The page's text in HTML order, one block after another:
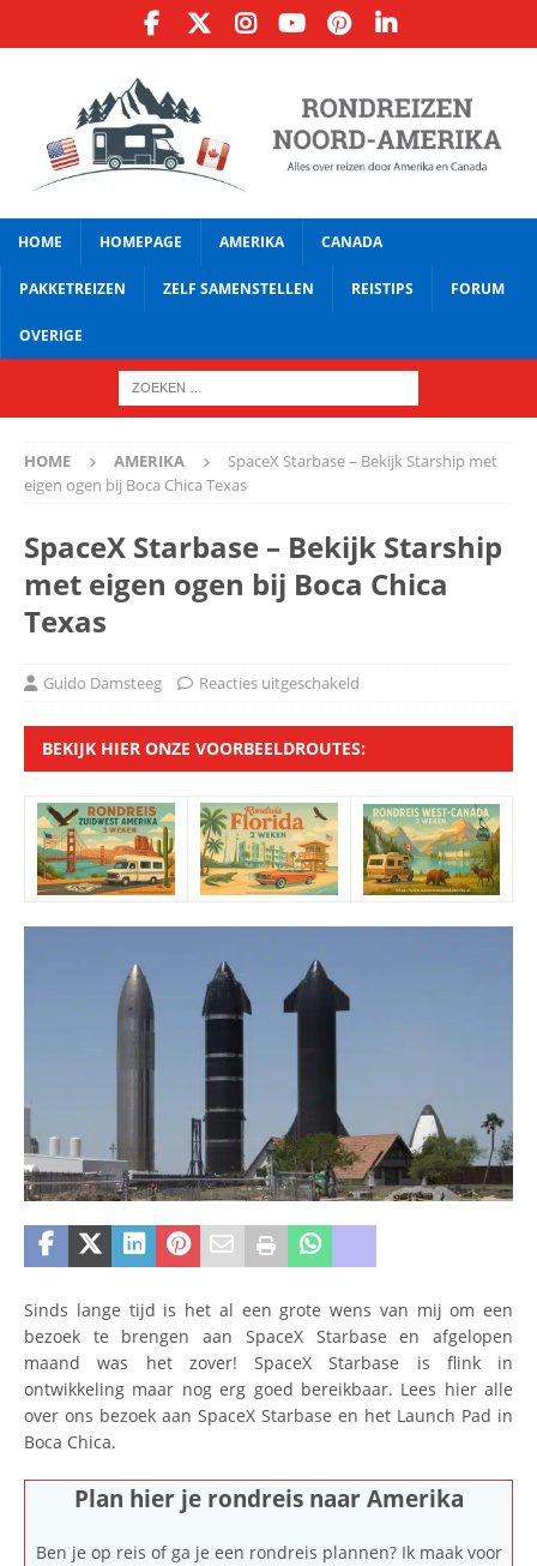
HOME HOMEPAGE AMERIKA CANADA
PAKKETREIZEN ZELF SAMENSTELLEN REISTIPS FORUM
OVERIGE
HOME AMERIKA
SpaceX Starbase – Bekijk Starship met
eigen ogen bij Boca Chica Texas
SpaceX Starbase – Bekijk Starship
met eigen ogen bij Boca Chica
Texas
Guido Damsteeg Reacties uitgeschakeld
BEKIJK HIER ONZE VOORBEELDROUTES:
Sinds lange tijd is het al een grote wens van mij om een
bezoek te brengen aan SpaceX Starbase en afgelopen
maand was het zover! SpaceX Starbase is flink in
ontwikkeling maar nog erg goed bereikbaar. Lees hier alle
over ons bezoek aan SpaceX Starbase en het Launch Pad in
Boca Chica.
Plan hier je rondreis naar Amerika
Ben je op reis of ga je een rondreis plannen? Ik maak voor